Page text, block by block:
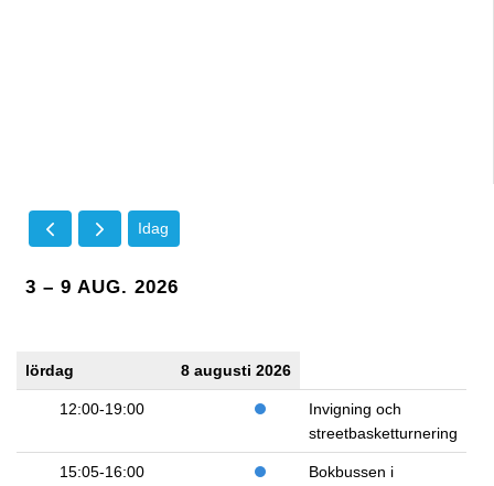
Idag
3 – 9 AUG. 2026
lördag 8 augusti 2026
12:00-19:00
Invigning och
streetbasketturnering
15:05-16:00
Bokbussen i